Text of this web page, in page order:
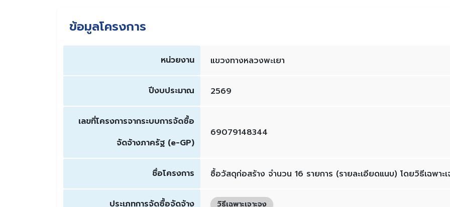
ข้อมูลโครงการ
หน่วยงาน แขวงทางหลวงพะเยา
ปีงบประมาณ 2569
เลขที่โครงการจากระบบการจัดซื้อ
จัดจ้างภาครัฐ (e-GP)
69079148344
ชื่อโครงการ ซื้อวัสดุก่อสร้าง จำนวน 16 รายการ (รายละเอียดแนบ) โดยวิธีเฉพาะเ
ประเภทการจัดซื้อจัดจ้าง วิธีเฉพาะเจาะจง